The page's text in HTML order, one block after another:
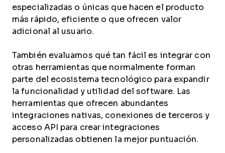
especializadas o únicas que hacen el producto
más rápido, eficiente o que ofrecen valor
adicional al usuario.
También evaluamos qué tan fácil es integrar con
otras herramientas que normalmente forman
parte del ecosistema tecnológico para expandir
la funcionalidad y utilidad del software. Las
herramientas que ofrecen abundantes
integraciones nativas, conexiones de terceros y
acceso API para crear integraciones
personalizadas obtienen la mejor puntuación.